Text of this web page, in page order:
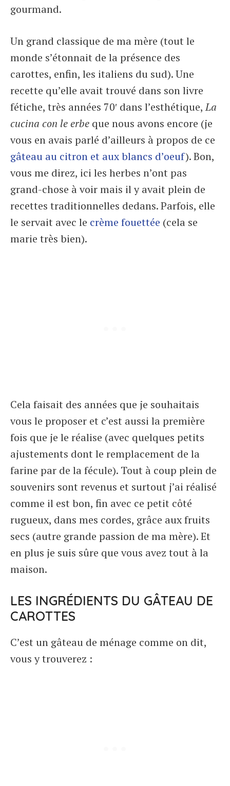
gourmand.
Un grand classique de ma mère (tout le
monde s’étonnait de la présence des
carottes, enfin, les italiens du sud). Une
recette qu’elle avait trouvé dans son livre
fétiche, très années 70′ dans l’esthétique,La
cucina con le erbe que nous avons encore (je
vous en avais parlé d’ailleurs à propos de ce
gâteau au citron et aux blancs d’oeuf). Bon,
vous me direz, ici les herbes n’ont pas
grand-chose à voir mais il y avait plein de
recettes traditionnelles dedans. Parfois, elle
le servait avec le crème fouettée (cela se
marie très bien).
Cela faisait des années que je souhaitais
vous le proposer et c’est aussi la première
fois que je le réalise (avec quelques petits
ajustements dont le remplacement de la
farine par de la fécule). Tout à coup plein de
souvenirs sont revenus et surtout j’ai réalisé
comme il est bon, fin avec ce petit côté
rugueux, dans mes cordes, grâce aux fruits
secs (autre grande passion de ma mère). Et
en plus je suis sûre que vous avez tout à la
maison.
LES INGRÉDIENTS DU GÂTEAU DE
CAROTTES
C’est un gâteau de ménage comme on dit,
vous y trouverez :